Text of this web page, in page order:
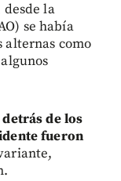
la
se había
alternas como
de los
fueron